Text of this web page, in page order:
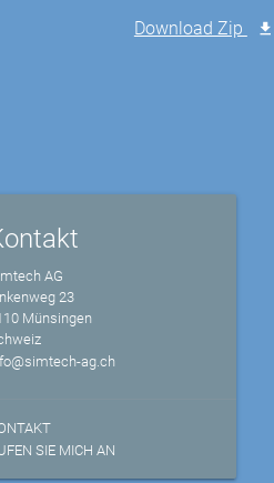
Download Zip
AG
23
Münsingen
ag.ch
SIE MICH AN